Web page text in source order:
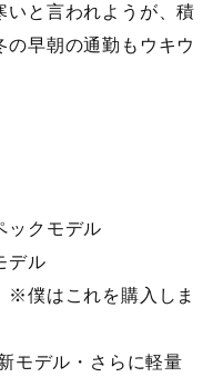
いと言われようが、積
早朝の通勤もウキウ
ックモデル
デル
※僕はこれを購入しま
モデル・さらに軽量